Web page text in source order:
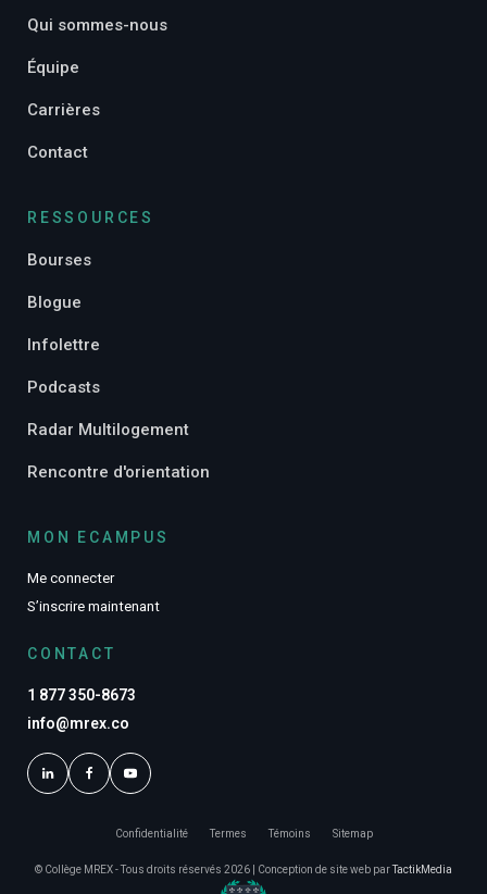
Qui sommes-nous
Équipe
Carrières
Contact
RESSOURCES
Bourses
Blogue
Infolettre
Podcasts
Radar Multilogement
Rencontre d'orientation
MON ECAMPUS
Me connecter
S’inscrire maintenant
CONTACT
1 877 350-8673
info@mrex.co
© Collège MREX - Tous droits réservés 2026 | Conception de site web parTactikMedia
Confidentialité Termes Témoins Sitemap